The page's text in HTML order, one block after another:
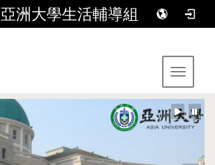
亞洲大學生活輔導組
Toggle